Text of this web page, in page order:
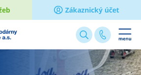
Zákaznický účet